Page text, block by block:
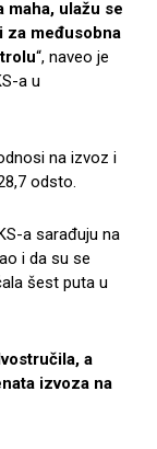
ulažu se
za međusobna
“, naveo je
a u
na izvoz i
odsto.
a sarađuju na
i da su se
šest puta u
a
izvoza na